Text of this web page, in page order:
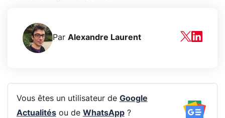
Par Alexandre Laurent
Vous êtes un utilisateur de Google
Actualitésou de WhatsApp?